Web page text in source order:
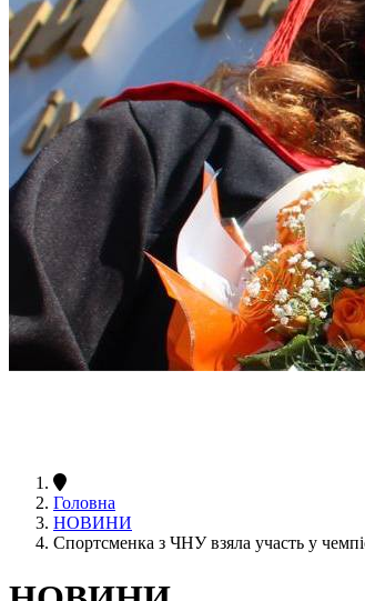
Головна
НОВИНИ
Спортсменка з ЧНУ взяла участь у